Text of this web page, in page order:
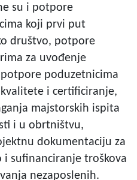
su i potpore
koji prvi put
društvo, potpore
za uvođenje
poduzetnicima
i certificiranje,
majstorskih ispita
i u obrtništvu,
dokumentaciju za
i sufinanciranje troškova
nezaposlenih.